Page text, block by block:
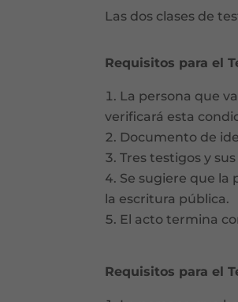
Las dos clases de
Requisitos para el
La persona que
verificará esta
Documento de
Tres testigos y
Se sugiere que la
la escritura pública.
El acto termina
Requisitos para el